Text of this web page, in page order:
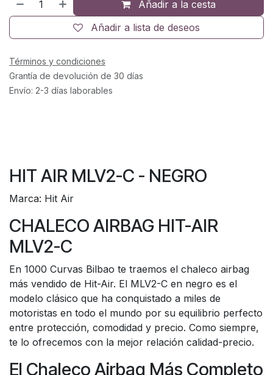
Añadir a la cesta
Añadir a lista de deseos
Términos y condiciones
Grantía de devolución de 30 días
Envío: 2-3 días laborables
HIT AIR MLV2-C - NEGRO
Marca: Hit Air
CHALECO AIRBAG HIT-AIR
MLV2-C
En 1000 Curvas Bilbao te traemos el chaleco airbag
más vendido de Hit-Air. El MLV2-C en negro es el
modelo clásico que ha conquistado a miles de
motoristas en todo el mundo por su equilibrio perfecto
entre protección, comodidad y precio. Como siempre,
te lo ofrecemos con la mejor relación calidad-precio.
El Chaleco Airbag Más Completo